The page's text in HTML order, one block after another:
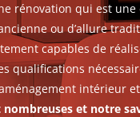
rénovation qui est
ou d’allure
capables de
qualifications
intérieur
et notre